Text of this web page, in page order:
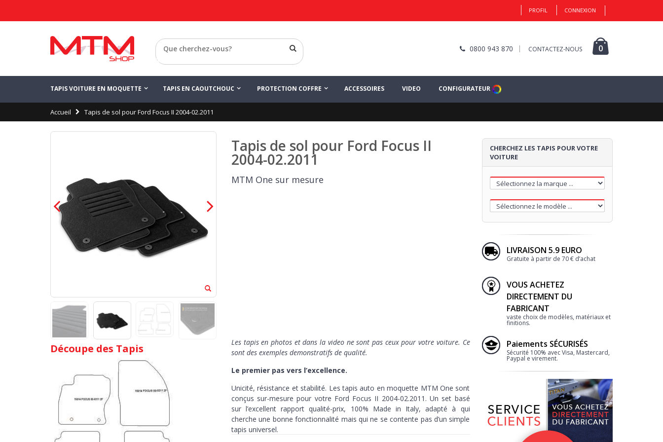
PROFIL CONNEXION
0800 943 870 CONTACTEZ-NOUS 0
Retour
TAPIS VOITURE EN MOQUETTE TAPIS EN CAOUTCHOUC PROTECTION COFFRE ACCESSOIRES VIDEO CONFIGURATEUR
Accueil Tapis de sol pour Ford Focus II 2004-02.2011
Découpe des Tapis
Tapis de sol pour Ford Focus II
2004-02.2011
MTM One sur mesure
Les tapis en photos et dans la video ne sont pas ceux pour votre voiture. Ce
sont des exemples demonstratifs de qualité.
Le premier pas vers l’excellence.
Unicité, résistance et stabilité. Les tapis auto en moquette MTM One sont
conçus sur-mesure pour votre Ford Focus II 2004-02.2011. Un set basé
sur l’excellent rapport qualité-prix, 100% Made in Italy,adapté à qui
cherche une bonne fonctionnalité mais qui ne se contente pas d’un simple
tapis universel.
CHERCHEZ LES TAPIS POUR VOTRE
VOITURE
LIVRAISON 5.9 EURO
Gratuite à partir de 70 € d’achat
VOUS ACHETEZ
DIRECTEMENT DU
FABRICANT
vaste choix de modèles, matériaux et
finitions.
Paiements SÉCURISÉS
Sécurité 100% avec Visa, Mastercard,
Paypal e virement.